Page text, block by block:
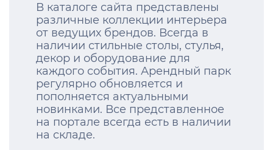
В каталоге сайта представлены
различные коллекции интерьера
от ведущих брендов. Всегда в
наличии стильные столы, стулья,
декор и оборудование для
каждого события. Арендный парк
регулярно обновляется и
пополняется актуальными
новинками. Все представленное
на портале всегда есть в наличии
на складе.